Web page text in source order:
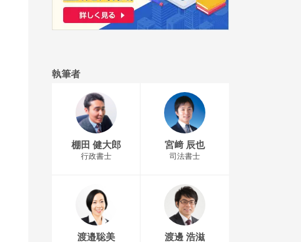
執筆者
棚田 健大郎
行政書士
宮﨑 辰也
司法書士
渡邉聡美 渡邊 浩滋